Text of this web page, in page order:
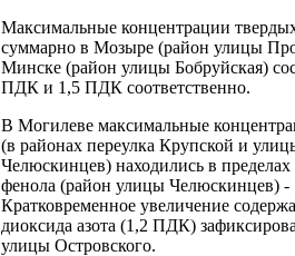
Максимальные концентрации
суммарно в Мозыре (район улицы
Минске (район улицы Бобруйская)
ПДК и 1,5 ПДК соответственно.
В Могилеве максимальные
(в районах переулка Крупской и
Челюскинцев) находились в
фенола (район улицы Челюскинцев)
Кратковременное увеличение
диоксида азота (1,2 ПДК)
улицы Островского.